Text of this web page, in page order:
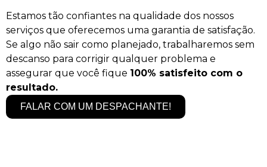
Estamos tão confiantes na qualidade dos nossos
serviços que oferecemos uma garantia de satisfação.
Se algo não sair como planejado, trabalharemos sem
descanso para corrigir qualquer problema e
assegurar que você fique 100% satisfeito com o
resultado.
FALAR COM UM DESPACHANTE!